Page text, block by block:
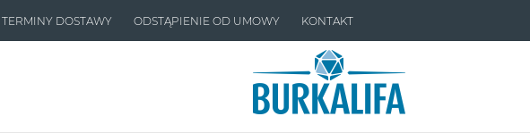
TERMINY DOSTAWY ODSTĄPIENIE OD UMOWY KONTAKT